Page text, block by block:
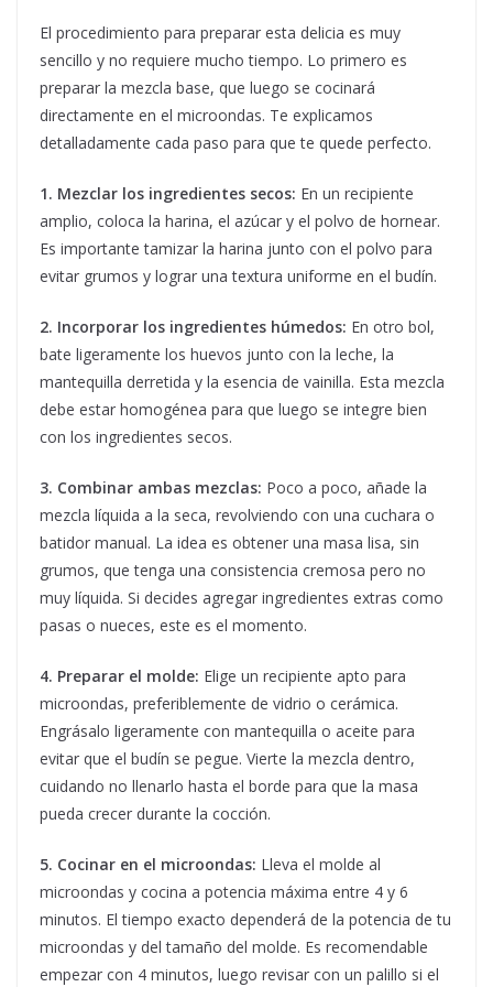
El procedimiento para preparar esta delicia es muy
sencillo y no requiere mucho tiempo. Lo primero es
preparar la mezcla base, que luego se cocinará
directamente en el microondas. Te explicamos
detalladamente cada paso para que te quede perfecto.
1. Mezclar los ingredientes secos: En un recipiente
amplio, coloca la harina, el azúcar y el polvo de hornear.
Es importante tamizar la harina junto con el polvo para
evitar grumos y lograr una textura uniforme en el budín.
2. Incorporar los ingredientes húmedos: En otro bol,
bate ligeramente los huevos junto con la leche, la
mantequilla derretida y la esencia de vainilla. Esta mezcla
debe estar homogénea para que luego se integre bien
con los ingredientes secos.
3. Combinar ambas mezclas: Poco a poco, añade la
mezcla líquida a la seca, revolviendo con una cuchara o
batidor manual. La idea es obtener una masa lisa, sin
grumos, que tenga una consistencia cremosa pero no
muy líquida. Si decides agregar ingredientes extras como
pasas o nueces, este es el momento.
4. Preparar el molde: Elige un recipiente apto para
microondas, preferiblemente de vidrio o cerámica.
Engrásalo ligeramente con mantequilla o aceite para
evitar que el budín se pegue. Vierte la mezcla dentro,
cuidando no llenarlo hasta el borde para que la masa
pueda crecer durante la cocción.
5. Cocinar en el microondas: Lleva el molde al
microondas y cocina a potencia máxima entre 4 y 6
minutos. El tiempo exacto dependerá de la potencia de tu
microondas y del tamaño del molde. Es recomendable
empezar con 4 minutos, luego revisar con un palillo si el